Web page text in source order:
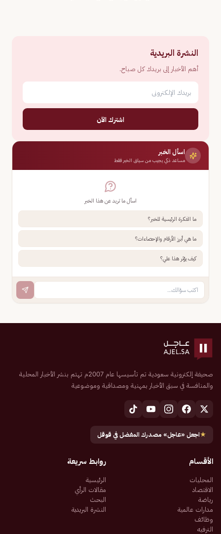
النشرة البريدية
أهم الأخبار إلى بريدك كل صباح.
اشترك الآن
اسأل الخبر
مساعد ذكي يجيب من سياق الخبر فقط
اسأل ما تريد عن هذا الخبر
ما الفكرة الرئيسية للخبر؟
ما هي أبرز الأرقام والإحصاءات؟
كيف يؤثر هذا علي؟
صحيفة إلكترونية سعودية تم تأسيسها عام 2007م تهتم بنشر الأخبار المحلية
والمنافسة في سبق الأخبار بمهنية ومصداقية وموضوعية
★اجعل «عاجل» مصدرك المفضل في قوقل
الأقسام
المحليات
الاقتصاد
رياضة
مدارات عالمية
وظائف
الترفيه
روابط سريعة
الرئيسية
مقالات الرأي
البحث
النشرة البريدية